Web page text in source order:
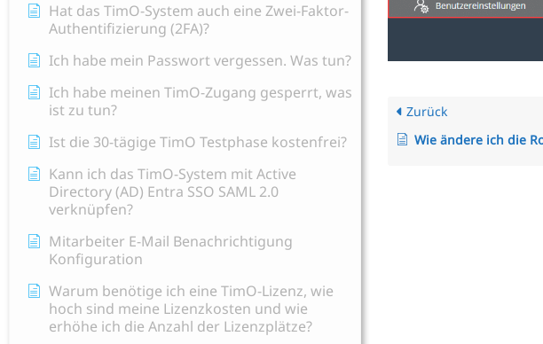
Hat das TimO-System auch eine Zwei-Faktor-
Authentifizierung (2FA)?
Ich habe mein Passwort vergessen. Was tun?
Ich habe meinen TimO-Zugang gesperrt, was
ist zu tun?
Ist die 30-tägige TimO Testphase kostenfrei?
Kann ich das TimO-System mit Active
Directory (AD) Entra SSO SAML 2.0
verknüpfen?
Mitarbeiter E-Mail Benachrichtigung
Konfiguration
Warum benötige ich eine TimO-Lizenz, wie
hoch sind meine Lizenzkosten und wie
erhöhe ich die Anzahl der Lizenzplätze?
Zurück
Wie ändere ich die Rolle eines